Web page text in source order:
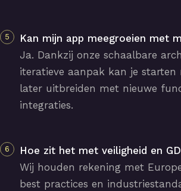
Kan mijn app meegroeien met
Ja. Dankzij onze schaalbare
iteratieve aanpak kan je starten
later uitbreiden met nieuwe
integraties.
Hoe zit het met veiligheid en
Wij houden rekening met
best practices en